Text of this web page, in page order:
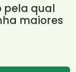
pela qual
maiores